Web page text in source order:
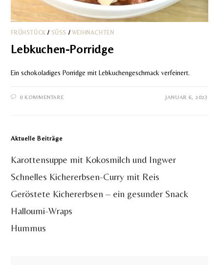
FRÜHSTÜCK / SÜSS / WEIHNACHTEN
Lebkuchen-Porridge
Ein schokoladiges Porridge mit Lebkuchengeschmack verfeinert.
0 KOMMENTARE JANUAR 6, 2023
Aktuelle Beiträge
Karottensuppe mit Kokosmilch und Ingwer
Schnelles Kichererbsen-Curry mit Reis
Geröstete Kichererbsen – ein gesunder Snack
Halloumi-Wraps
Hummus